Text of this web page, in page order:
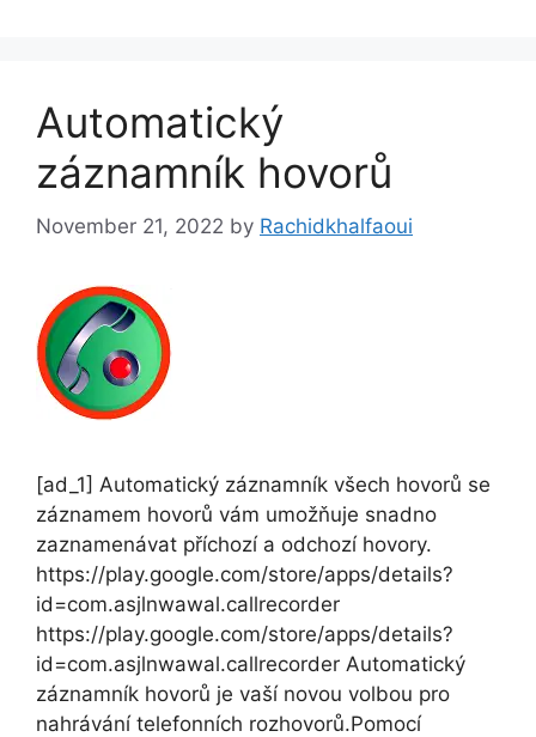
Automatický
záznamník hovorů
November 21, 2022 by Rachidkhalfaoui
[ad_1] Automatický záznamník všech hovorů se
záznamem hovorů vám umožňuje snadno
zaznamenávat příchozí a odchozí hovory.
https://play.google.com/store/apps/details?
id=com.asjlnwawal.callrecorder
https://play.google.com/store/apps/details?
id=com.asjlnwawal.callrecorder Automatický
záznamník hovorů je vaší novou volbou pro
nahrávání telefonních rozhovorů.Pomocí